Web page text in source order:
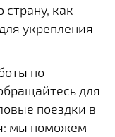
как
укрепления
по
для
поездки в
мы поможем